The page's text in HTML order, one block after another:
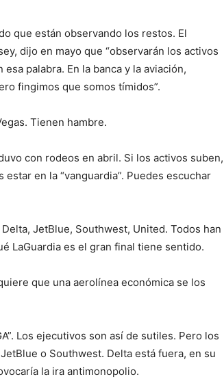
que están observando los restos. El
dijo en mayo que “observarán los activos
esa palabra. En la banca y la aviación,
fingimos que somos tímidos”.
Tienen hambre.
con rodeos en abril. Si los activos suben,
en la “vanguardia”. Puedes escuchar
JetBlue, Southwest, United. Todos han
LaGuardia es el gran final tiene sentido.
que una aerolínea económica se los
Los ejecutivos son así de sutiles. Pero los
o Southwest. Delta está fuera, en su
la ira antimonopolio.